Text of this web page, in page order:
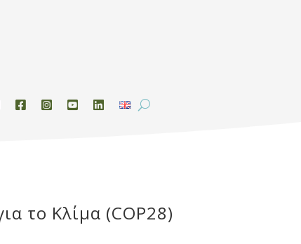
το Κλίμα (COP28)